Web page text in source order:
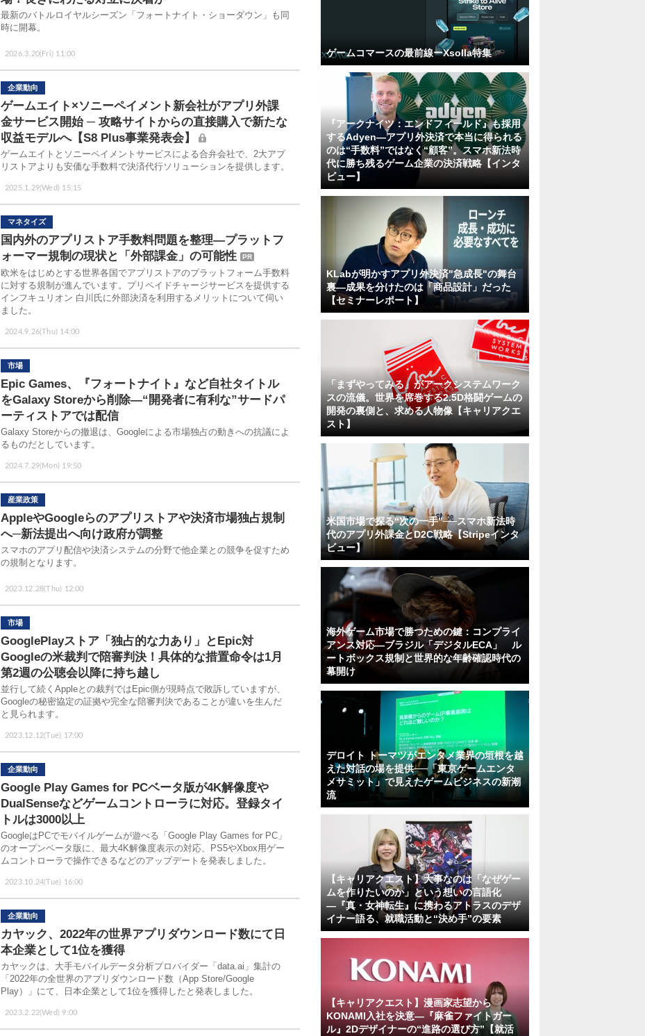
2026.3.20(Fri) 11:00
最新のバトルロイヤルシーズン「フォートナイト・ショーダウン」も同
時に開幕。
企業動向
2025.1.29(Wed) 15:15
ゲームエイト×ソニーペイメント新会社がアプリ外課
金サービス開始 ─ 攻略サイトからの直接購入で新たな
収益モデルへ【S8 Plus事業発表会】
ゲームエイトとソニーペイメントサービスによる合弁会社で、2大アプ
リストアよりも安価な手数料で決済代行ソリューションを提供します。
マネタイズ
2024.9.26(Thu) 14:00
国内外のアプリストア手数料問題を整理―プラットフ
ォーマー規制の現状と「外部課金」の可能性
PR
欧米をはじめとする世界各国でアプリストアのプラットフォーム手数料
に対する規制が進んでいます。プリペイドチャージサービスを提供する
インフキュリオン 白川氏に外部決済を利用するメリットについて伺い
ました。
市場
2024.7.29(Mon) 19:50
Epic Games、『フォートナイト』など自社タイトル
をGalaxy Storeから削除―“開発者に有利な”サードパ
ーティストアでは配信
Galaxy Storeからの撤退は、Googleによる市場独占の動きへの抗議によ
るものだとしています。
産業政策
2023.12.28(Thu) 12:00
AppleやGoogleらのアプリストアや決済市場独占規制
へ─新法提出へ向け政府が調整
スマホのアプリ配信や決済システムの分野で他企業との競争を促すため
の規制となります。
市場
2023.12.12(Tue) 17:00
GooglePlayストア「独占的な力あり」とEpic対
Googleの米裁判で陪審判決！具体的な措置命令は1月
第2週の公聴会以降に持ち越し
並行して続くAppleとの裁判ではEpic側が現時点で敗訴していますが、
Googleの秘密協定の証拠や完全な陪審判決であることが違いを生んだ
と見られます。
企業動向
2023.10.24(Tue) 16:00
Google Play Games for PCベータ版が4K解像度や
DualSenseなどゲームコントローラに対応。登録タイ
トルは3000以上
GoogleはPCでモバイルゲームが遊べる「Google Play Games for PC」
のオープンベータ版に、最大4K解像度表示の対応、PS5やXbox用ゲー
ムコントローラで操作できるなどのアップデートを発表しました。
企業動向
2023.2.22(Wed) 9:00
カヤック、2022年の世界アプリダウンロード数にて日
本企業として1位を獲得
カヤックは、大手モバイルデータ分析プロバイダー「data.ai」集計の
「2022年の全世界のアプリダウンロード数（App Store/Google
Play）」にて、日本企業として1位を獲得したと発表しました。
ゲームコマースの最前線ーXsolla特集
『アークナイツ：エンドフィールド』も採用
するAdyen―アプリ外決済で本当に得られる
のは“手数料”ではなく“顧客”。スマホ新法時
代に勝ち残るゲーム企業の決済戦略【インタ
ビュー】
KLabが明かすアプリ外決済"急成長"の舞台
裏―成果を分けたのは「商品設計」だった
【セミナーレポート】
「まずやってみる」がアークシステムワーク
スの流儀。世界を席巻する2.5D格闘ゲームの
開発の裏側と、求める人物像【キャリアクエ
スト】
米国市場で探る“次の一手”──スマホ新法時
代のアプリ外課金とD2C戦略【Stripeインタ
ビュー】
海外ゲーム市場で勝つための鍵：コンプライ
アンス対応—ブラジル「デジタルECA」 ル
ートボックス規制と世界的な年齢確認時代の
幕開け
デロイト トーマツがエンタメ業界の垣根を越
えた対話の場を提供──「東京ゲームエンタ
メサミット」で見えたゲームビジネスの新潮
流
【キャリアクエスト】大事なのは「なぜゲー
ムを作りたいのか」という想いの言語化
―『真・女神転生』に携わるアトラスのデザ
イナー語る、就職活動と“決め手”の要素
【キャリアクエスト】漫画家志望から
KONAMI入社を決意―『麻雀ファイトガー
ル』2Dデザイナーの“進路の選び方”【就活